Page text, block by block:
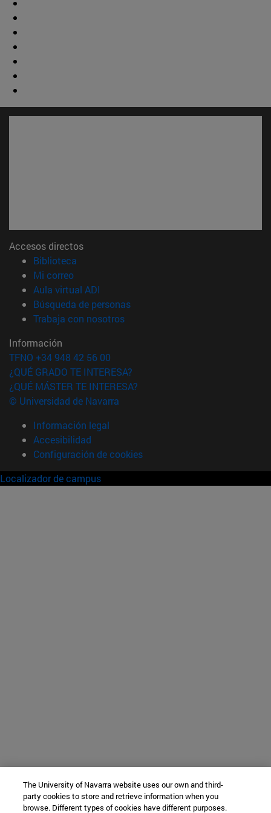
Accesos directos
Biblioteca
Mi correo(abre en nueva ventana)
Aula virtual ADI
Búsqueda de personas(abre en nueva ventana)
Trabaja con nosotros(abre en nueva ventana)
Información
TFNO +34 948 42 56 00
¿QUÉ GRADO TE INTERESA?
¿QUÉ MÁSTER TE INTERESA?
© Universidad de Navarra
Información legal
Accesibilidad
Configuración de cookies
Localizador de campus
The University of Navarra website uses our own and third-
party cookies to store and retrieve information when you
browse. Different types of cookies have different purposes.